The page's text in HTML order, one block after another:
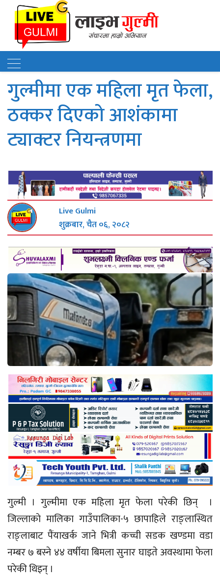
गुल्मीमा एक महिला मृत फेला,
ठक्कर दिएको आशंकामा
ट्याक्टर नियन्त्रणमा
Live Gulmi
शुक्रबार, चैत ०६, २०८२
गुल्मी । गुल्मीमा एक महिला मृत फेला परेकी छिन् ।
जिल्लाकाे मालिका गाउँपालिका-५ छापाहिले राङ्लास्थित
राङ्लाबाट पैंयाखर्क जाने भित्री कच्ची सडक खण्डमा वडा
नम्बर ७ बस्ने ४४ वर्षीया बिमला सुनार घाइते अवस्थामा फेला
परेकी थिइन् ।